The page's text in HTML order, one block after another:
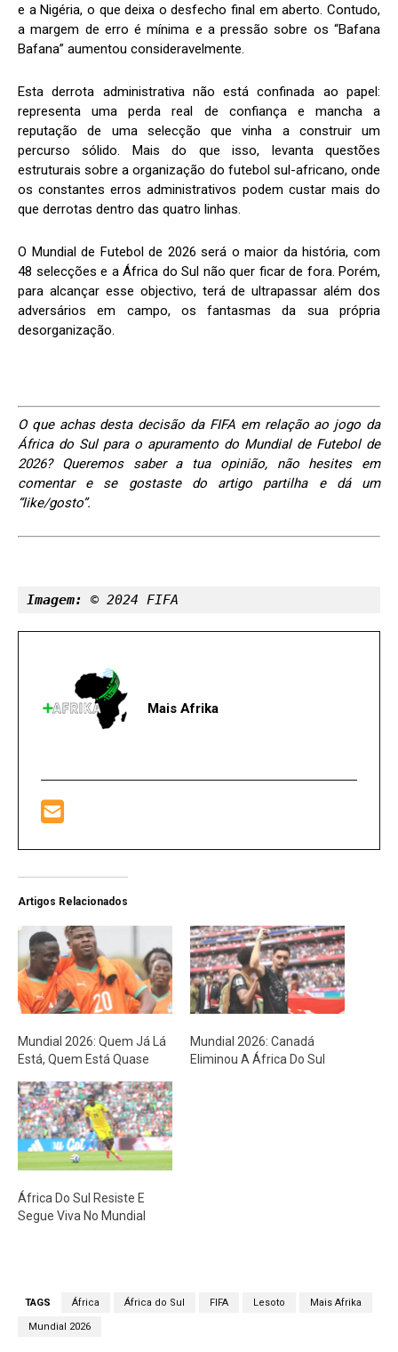
e a Nigéria, o que deixa o desfecho final em aberto. Contudo,
a margem de erro é mínima e a pressão sobre os “Bafana
Bafana” aumentou consideravelmente.
Esta derrota administrativa não está confinada ao papel:
representa uma perda real de confiança e mancha a
reputação de uma selecção que vinha a construir um
percurso sólido. Mais do que isso, levanta questões
estruturais sobre a organização do futebol sul-africano, onde
os constantes erros administrativos podem custar mais do
que derrotas dentro das quatro linhas.
O Mundial de Futebol de 2026 será o maior da história, com
48 selecções e a África do Sul não quer ficar de fora. Porém,
para alcançar esse objectivo, terá de ultrapassar além dos
adversários em campo, os fantasmas da sua própria
desorganização.
O que achas desta decisão da FIFA em relação ao jogo da
África do Sul para o apuramento do Mundial de Futebol de
2026? Queremos saber a tua opinião, não hesites em
comentar e se gostaste do artigo partilha e dá um
“like/gosto”.
Imagem: © 2024 FIFA
Mais Afrika
Artigos Relacionados
Mundial 2026: Quem Já Lá
Está, Quem Está Quase
Mundial 2026: Canadá
Eliminou A África Do Sul
África Do Sul Resiste E
Segue Viva No Mundial
TAGS África África do Sul FIFA Lesoto Mais Afrika
Mundial 2026